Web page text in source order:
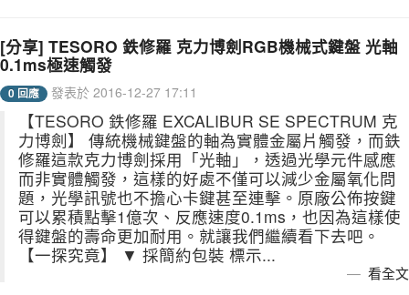
[分享] TESORO 鉄修羅 克力博劍RGB機械式鍵盤 光軸
0.1ms極速觸發
0 回應 發表於 2016-12-27 17:11
【TESORO 鉄修羅 EXCALIBUR SE SPECTRUM 克
力博劍】 傳統機械鍵盤的軸為實體金屬片觸發，而鉄
修羅這款克力博劍採用「光軸」，透過光學元件感應
而非實體觸發，這樣的好處不僅可以減少金屬氧化問
題，光學訊號也不擔心卡鍵甚至連擊。原廠公佈按鍵
可以累積點擊1億次、反應速度0.1ms，也因為這樣使
得鍵盤的壽命更加耐用。就讓我們繼續看下去吧。
【一探究竟】 ▼ 採簡約包裝 標示...
看全文